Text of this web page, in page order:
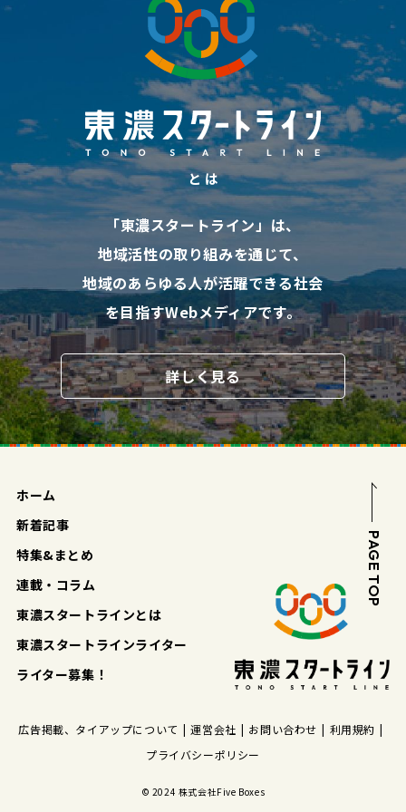
と は
「東濃スタートライン」は、
地域活性の取り組みを通じて、
地域のあらゆる人が活躍できる社会
を目指すWebメディアです。
詳しく見る
ホーム
新着記事
特集&まとめ
連載・コラム
東濃スタートラインとは
東濃スタートラインライター
ライター募集！
広告掲載、タイアップについて 運営会社 お問い合わせ
利用規約
プライバシーポリシー
© 2024 株式会社Five Boxes
PAGE TOP